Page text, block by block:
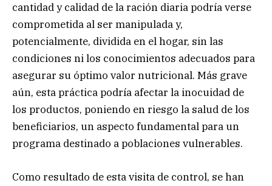
cantidad y calidad de la ración diaria podría verse
comprometida al ser manipulada y,
potencialmente, dividida en el hogar, sin las
condiciones ni los conocimientos adecuados para
asegurar su óptimo valor nutricional. Más grave
aún, esta práctica podría afectar la inocuidad de
los productos, poniendo en riesgo la salud de los
beneficiarios, un aspecto fundamental para un
programa destinado a poblaciones vulnerables.
Como resultado de esta visita de control, se han